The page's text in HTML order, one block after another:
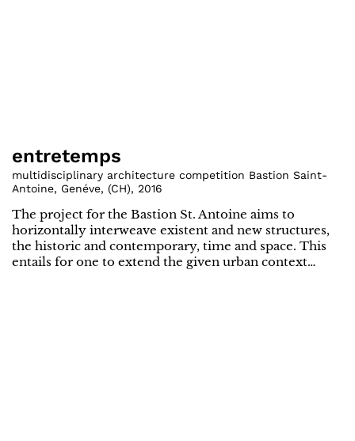
entretemps
multidisciplinary architecture competition Bastion Saint-
Antoine, Genéve, (CH), 2016
The project for the Bastion St. Antoine aims to
horizontally interweave existent and new structures,
the historic and contemporary, time and space. This
entails for one to extend the given urban context…